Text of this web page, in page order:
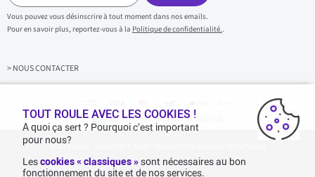
s
i
s
z
v
Vous pouvez vous désinscrire à tout moment dans nos emails.
Pour en savoir plus, reportez-vous à la Politique de confidentialité..
> NOUS CONTACTER
Achats & paiements 100% sécurisés
1001pneus - Copyright 2026 - Tous droits réservés 1001Pneus
TOUT ROULE AVEC LES COOKIES !
A quoi ça sert ? Pourquoi c’est important
pour nous?
Lescookies « classiques »sont nécessaires au bon
fonctionnement du site et de nos services.